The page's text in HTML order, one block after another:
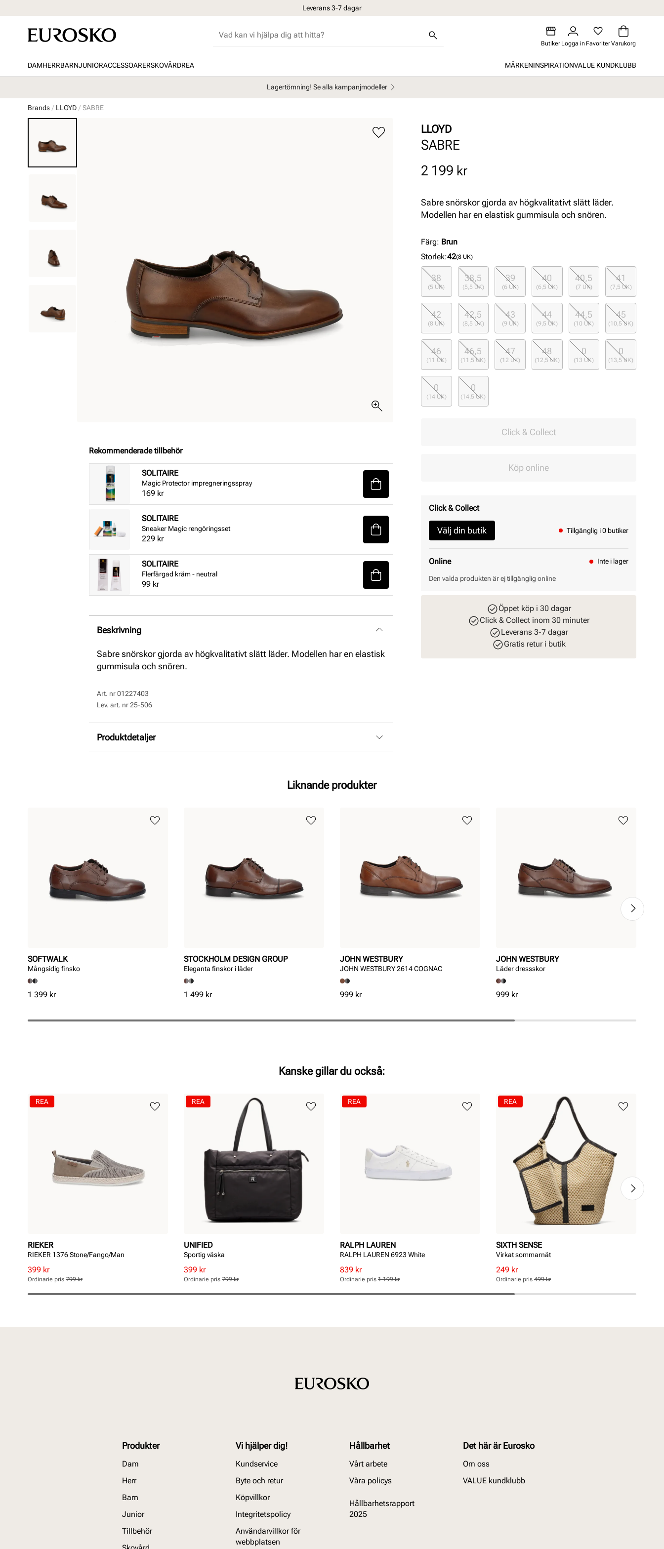
Leverans 3-7 dagar
Butiker Logga in FavoriterVarukorg
DAMHERRBARNJUNIORACCESSOARERSKOVÅRDREA MÄRKENINSPIRATIONVALUE KUNDKLUBB
Lagertömning! Se alla kampanjmodeller
Brands LLOYD SABRE
Rekommenderade tillbehör
SOLITAIRE
Magic Protector impregneringsspray
Pris
169 kr
SOLITAIRE
Sneaker Magic rengöringsset
Pris
229 kr
SOLITAIRE
Flerfärgad kräm - neutral
Pris
99 kr
Beskrivning
Sabre snörskor gjorda av högkvalitativt slätt läder. Modellen har en elastisk
gummisula och snören.
Art. nr01227403
Lev. art. nr25-506
Produktdetaljer
LLOYD
SABRE
Pris
2 199 kr
Sabre snörskor gjorda av högkvalitativt slätt läder.
Modellen har en elastisk gummisula och snören.
Färg: Brun
Storlek:42(8 UK)
38
(5 UK)
38,5
(5,5 UK)
39
(6 UK)
40
(6,5 UK)
40,5
(7 UK)
41
(7,5 UK)
42
(8 UK)
42,5
(8,5 UK)
43
(9 UK)
44
(9,5 UK)
44,5
(10 UK)
45
(10,5 UK)
46
(11 UK)
46,5
(11,5 UK)
47
(12 UK)
48
(12,5 UK)
0
(13 UK)
0
(13,5 UK)
0
(14 UK)
0
(14,5 UK)
Click & Collect
Köp online
Click & Collect
Välj din butik Tillgänglig i 0 butiker
Online Inte i lager
Den valda produkten är ej tillgänglig online
Öppet köp i 30 dagar
Click & Collect inom 30 minuter
Leverans 3-7 dagar
Gratis retur i butik
Liknande produkter
SOFTWALK
Mångsidig finsko
Pris
1 399 kr
STOCKHOLM DESIGN GROUP
Eleganta finskor i läder
Pris
1 499 kr
JOHN WESTBURY
JOHN WESTBURY 2614 COGNAC
Pris
999 kr
JOHN WESTBURY
Läder dressskor
Pris
999 kr
Kanske gillar du också:
RIEKER
RIEKER 1376 Stone/Fango/Man
Rabatterat
pris
Pris
399 kr
Ordinarie
pris
Pris
Ordinarie pris 799 kr
REA
UNIFIED
Sportig väska
Rabatterat
pris
Pris
399 kr
Ordinarie
pris
Pris
Ordinarie pris 799 kr
REA
RALPH LAUREN
RALPH LAUREN 6923 White
Rabatterat
pris
Pris
839 kr
Ordinarie
pris
Pris
Ordinarie pris 1 199 kr
REA
SIXTH SENSE
Virkat sommarnät
Rabatterat
pris
Pris
249 kr
Ordinarie
pris
Pris
Ordinarie pris 499 kr
REA
Produkter
Dam
Herr
Barn
Junior
Tillbehör
Vi hjälper dig!
Kundservice
Byte och retur
Köpvillkor
Integritetspolicy
Användarvillkor för
webbplatsen
Hållbarhet
Vårt arbete
Våra policys
Hållbarhetsrapport
2025
Det här är Eurosko
Om oss
VALUE kundklubb